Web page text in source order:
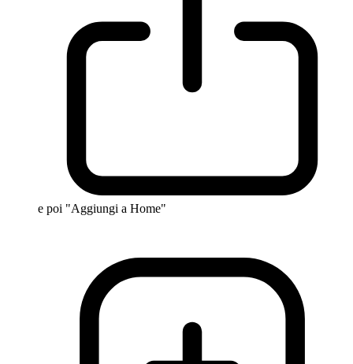
e poi "Aggiungi a Home"